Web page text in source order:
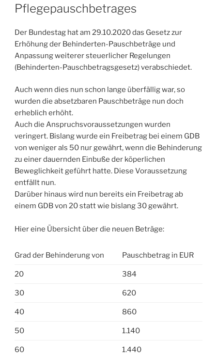
Pflegepauschbetrages
Der Bundestag hat am 29.10.2020 das Gesetz zur
Erhöhung der Behinderten-Pauschbeträge und
Anpassung weiterer steuerlicher Regelungen
(Behinderten-Pauschbetragsgesetz) verabschiedet.
Auch wenn dies nun schon lange überfällig war, so
wurden die absetzbaren Pauschbeträge nun doch
erheblich erhöht.
Auch die Anspruchsvoraussetzungen wurden
veringert. Bislang wurde ein Freibetrag bei einem GDB
von weniger als 50 nur gewährt, wenn die Behinderung
zu einer dauernden Einbuße der köperlichen
Beweglichkeit geführt hatte. Diese Voraussetzung
entfällt nun.
Darüber hinaus wird nun bereits ein Freibetrag ab
einem GDB von 20 statt wie bislang 30 gewährt.
Hier eine Übersicht über die neuen Beträge:
Grad der Behinderung von Pauschbetrag in EUR
20 384
30 620
40 860
50 1.140
60 1.440